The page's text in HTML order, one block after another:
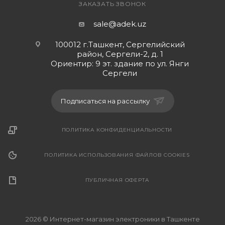
ЗАКАЗАТЬ ЗВОНОК
sale@adek.uz
100012 г.Ташкент, Сергелийский
район, Сергели-2, д. 1
Ориентир: 9 эт. здание по ул. Янги
Сергели
Подписаться на рассылку
ПОЛИТИКА КОНФИДЕНЦИАЛЬНОСТИ
ПОЛИТИКА ИСПОЛЬЗОВАНИЯ ФАЙЛОВ COOKIES
ПУБЛИЧНАЯ ОФЕРТА
2026 © Интернет-магазин электроники в Ташкенте